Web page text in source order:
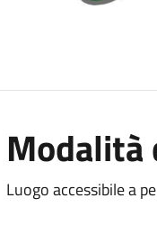
Modalità
Luogo accessibile a